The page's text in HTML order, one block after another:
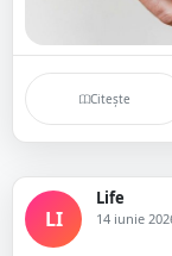
Citește
LI
Life
14 iunie